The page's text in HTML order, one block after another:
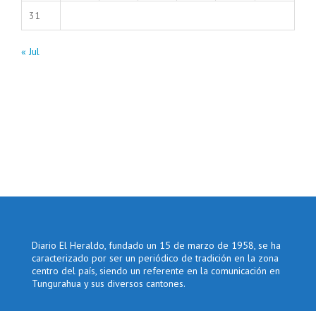
31
« Jul
Diario El Heraldo, fundado un 15 de marzo de 1958, se ha
caracterizado por ser un periódico de tradición en la zona
centro del país, siendo un referente en la comunicación en
Tungurahua y sus diversos cantones.